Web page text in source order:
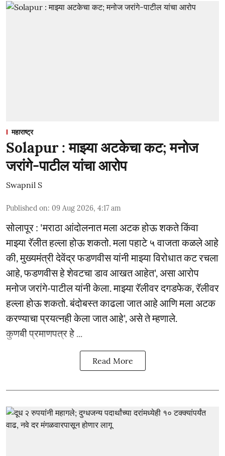
महाराष्ट्र
Solapur : माझ्या अटकेचा कट; मनोज
जरांगे-पाटील यांचा आरोप
Swapnil S
Published on: 09 Aug 2026, 4:17 am
सोलापूर : 'मराठा आंदोलनात मला अटक होऊ शकते किंवा
माझ्या रॅलीत हल्ला होऊ शकतो. मला पहाटे ५ वाजता कळले आहे
की, मुख्यमंत्री देवेंद्र फडणवीस यांनी माझ्या विरोधात कट रचला
आहे, फडणवीस हे शेवटचा डाव आखत आहेत', असा आरोप
मनोज जरांगे-पाटील यांनी केला. माझ्या रॅलीवर दगडफेक, रॅलीवर
हल्ला होऊ शकतो. बंदोबस्त काढला जात आहे आणि मला अटक
करण्याचा प्रयत्नही केला जात आहे', असे ते म्हणाले.
कुणबी प्रमाणपत्र हे ...
Read More